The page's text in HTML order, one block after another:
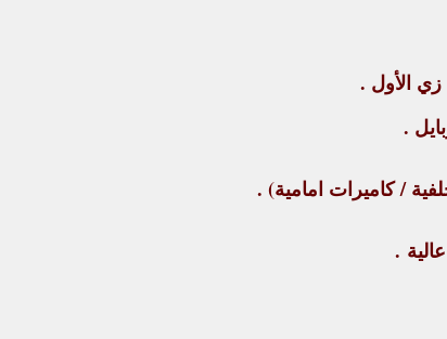
الأول .
.
/ كاميرات امامية) .
.